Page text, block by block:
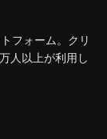
フォーム。クリ
人以上が利用し